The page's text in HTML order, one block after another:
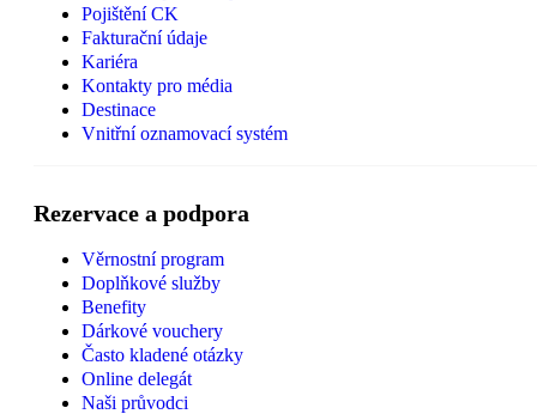
Pojištění CK
Fakturační údaje
Kariéra
Kontakty pro média
Destinace
Vnitřní oznamovací systém
Rezervace a podpora
Věrnostní program
Doplňkové služby
Benefity
Dárkové vouchery
Často kladené otázky
Online delegát
Naši průvodci